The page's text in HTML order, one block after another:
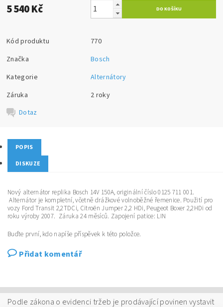
5 540 Kč
Kód produktu
770
Značka
Bosch
Kategorie
Alternátory
Záruka
2 roky
Dotaz
POPIS
DISKUZE
Nový alternátor replika Bosch 14V 150A, originální číslo 0125 711 001.
Alternátor je kompletní, včetně drážkové volnoběžné řemenice. Použití pro
vozy Ford Transit 2,2TDCi, Citroën Jumper 2,2 HDi, Peugeot Boxer 2,2HDi od
roku výroby 2007. Záruka 24 měsíců. Zapojení patice: LIN
Buďte první, kdo napíše příspěvek k této položce.
Přidat komentář
Podle zákona o evidenci tržeb je prodávající povinen vystavit